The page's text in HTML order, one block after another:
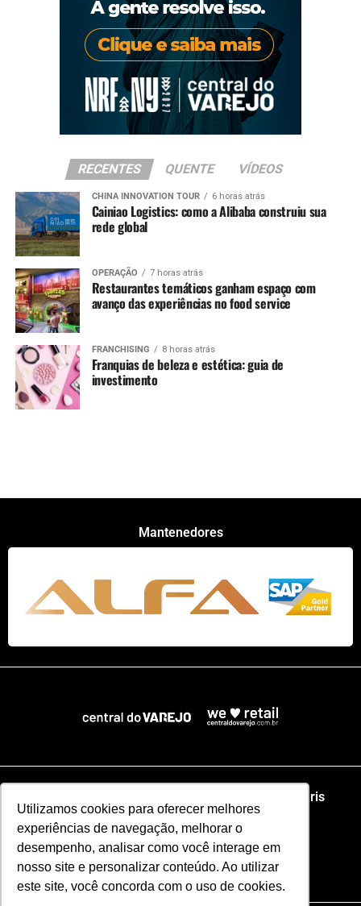
Utilizamos cookies para oferecer melhores
experiências de navegação, melhorar o
desempenho, analisar como você interage em
nosso site e personalizar conteúdo. Ao utilizar
este site, você concorda com o uso de cookies.
RECENTES QUENTE VÍDEOS
CHINA INNOVATION TOUR 6 horas atrás
Cainiao Logistics: como a Alibaba construiu sua
rede global
OPERAÇÃO 7 horas atrás
Restaurantes temáticos ganham espaço com
avanço das experiências no food service
FRANCHISING 8 horas atrás
Franquias de beleza e estética: guia de
investimento
Mantenedores
NRF Paris
Web Summit Lisboa Web Summit Rio
Especial NRF2026